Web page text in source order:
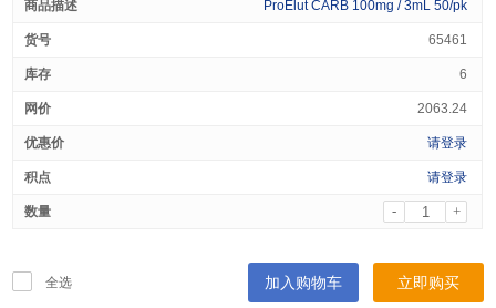
ProElut CARB 100mg / 3mL 50/pk
65461
6
2063.24
请登录
请登录
- +
全选 加入购物车 立即购买